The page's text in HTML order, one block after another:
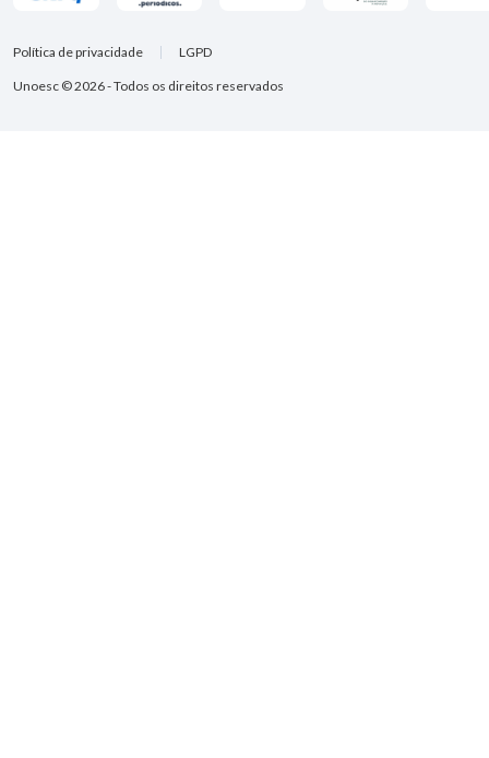
Unoesc © 2026 - Todos os direitos reservados
Política de privacidade LGPD